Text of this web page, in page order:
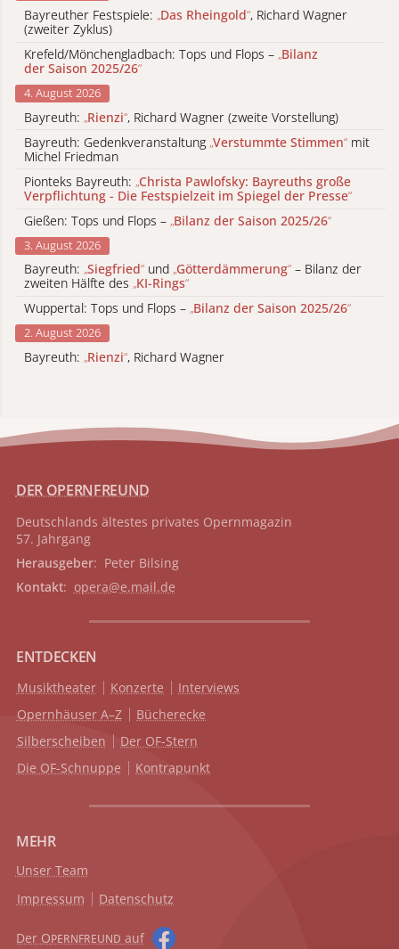
Bayreuther Festspiele: „Das Rheingold“, Richard Wagner
(zweiter Zyklus)
Krefeld/Mönchengladbach: Tops und Flops – „Bilanz
der Saison 2025/26“
4. August 2026
Bayreuth: „Rienzi“, Richard Wagner (zweite Vorstellung)
Bayreuth: Gedenkveranstaltung „Verstummte Stimmen“ mit
Michel Friedman
Pionteks Bayreuth: „Christa Pawlofsky: Bayreuths große
Verpflichtung - Die Festspielzeit im Spiegel der Presse“
Gießen: Tops und Flops – „Bilanz der Saison 2025/26“
3. August 2026
Bayreuth: „Siegfried“ und „Götterdämmerung“ – Bilanz der
zweiten Hälfte des „KI-Rings“
Wuppertal: Tops und Flops – „Bilanz der Saison 2025/26“
2. August 2026
Bayreuth: „Rienzi“, Richard Wagner
DER OPERNFREUND
Deutschlands ältestes privates Opernmagazin
57. Jahrgang
Herausgeber: Peter Bilsing
Kontakt: opera@e.mail.de
ENTDECKEN
Musiktheater Konzerte
Interviews
Opernhäuser A–Z
Bücherecke
Silberscheiben
Der OF-Stern
Die OF-Schnuppe
Kontrapunkt
MEHR
Unser Team
Impressum
Datenschutz
Der OPERNFREUND auf